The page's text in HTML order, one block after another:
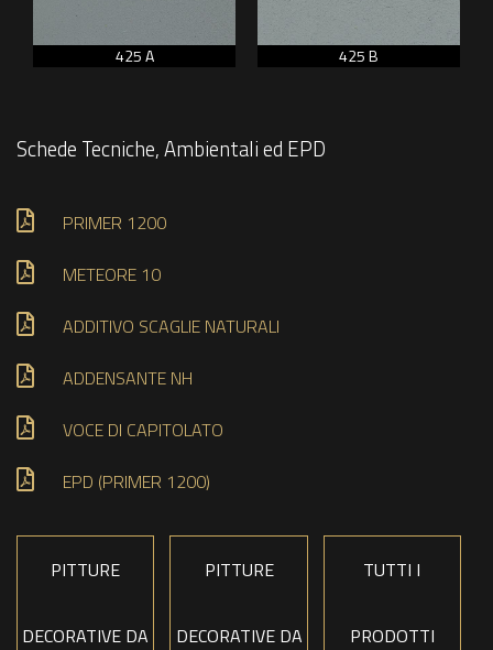
425 A 425 B
Schede Tecniche, Ambientali ed EPD
PRIMER 1200
METEORE 10
ADDITIVO SCAGLIE NATURALI
ADDENSANTE NH
VOCE DI CAPITOLATO
EPD (PRIMER 1200)
PITTURE
DECORATIVE DA
PITTURE
DECORATIVE DA
TUTTI I
PRODOTTI